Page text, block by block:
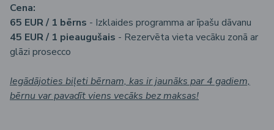
Cena:
65 EUR / 1 bērns - Izklaides programma ar īpašu dāvanu
45 EUR / 1 pieaugušais - Rezervēta vieta vecāku zonā ar
glāzi prosecco
Iegādājoties biļeti bērnam, kas ir jaunāks par 4 gadiem,
bērnu var pavadīt viens vecāks bez maksas!